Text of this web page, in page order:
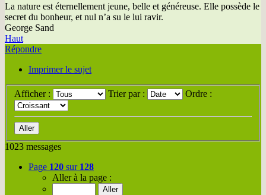
La nature est éternellement jeune, belle et généreuse. Elle possède le
secret du bonheur, et nul n’a su le lui ravir.
George Sand
Haut
Répondre
Imprimer le sujet
Afficher : Trier par : Ordre :
1023 messages
Page 120 sur 128
Aller à la page :